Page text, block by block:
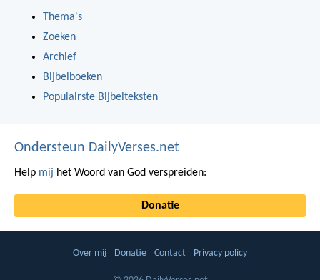
Thema's
Zoeken
Archief
Bijbelboeken
Populairste Bijbelteksten
Ondersteun DailyVerses.net
Help mij het Woord van God verspreiden:
Donatie
Over mij Donatie Contact Privacy policy